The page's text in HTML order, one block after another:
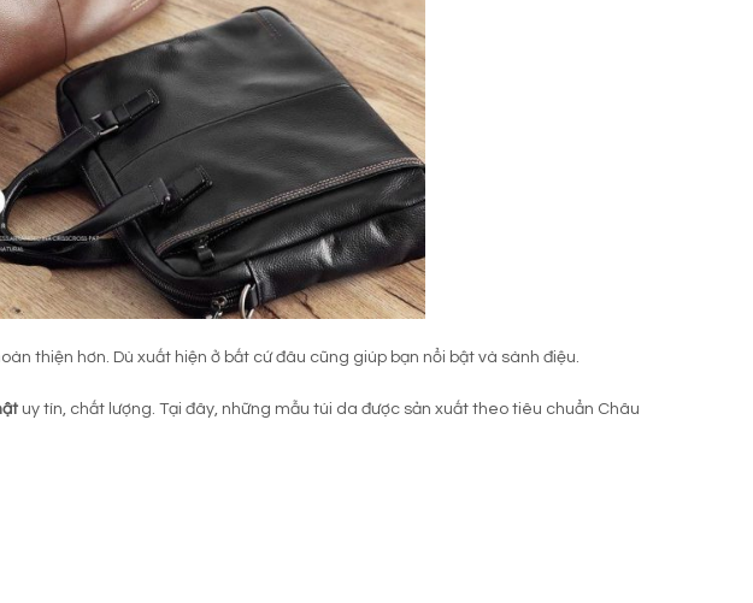
thiện hơn. Dù xuất hiện ở bất cứ đâu cũng giúp bạn nổi bật và sành điệu.
uy tín, chất lượng. Tại đây, những mẫu túi da được sản xuất theo tiêu chuẩn Châu